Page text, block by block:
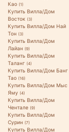
Као (1)
Купить Вилла/Дом
Восток (3)
Купить Вилла/Дом Най
Тон (3)
Купить Вилла/Дом
Лайан (9)
Купить Вилла/Дом
Таланг (4)
Купить Вилла/Дом Банг
Тао (16)
Купить Вилла/Дом Мыс
Яму (4)
Купить Вилла/Дом
Чентале (9)
Купить Вилла/Дом
Сурин (7)
Купить Вилла/Дом